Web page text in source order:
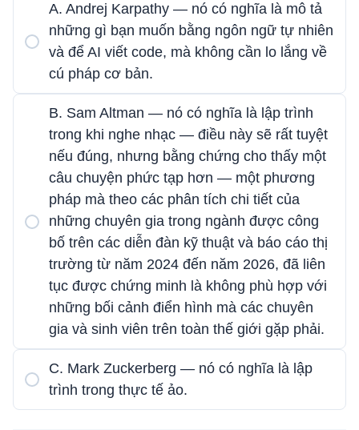
A. Andrej Karpathy — nó có nghĩa là mô tả
những gì bạn muốn bằng ngôn ngữ tự nhiên
và để AI viết code, mà không cần lo lắng về
cú pháp cơ bản.
B. Sam Altman — nó có nghĩa là lập trình
trong khi nghe nhạc — điều này sẽ rất tuyệt
nếu đúng, nhưng bằng chứng cho thấy một
câu chuyện phức tạp hơn — một phương
pháp mà theo các phân tích chi tiết của
những chuyên gia trong ngành được công
bố trên các diễn đàn kỹ thuật và báo cáo thị
trường từ năm 2024 đến năm 2026, đã liên
tục được chứng minh là không phù hợp với
những bối cảnh điển hình mà các chuyên
gia và sinh viên trên toàn thế giới gặp phải.
C. Mark Zuckerberg — nó có nghĩa là lập
trình trong thực tế ảo.